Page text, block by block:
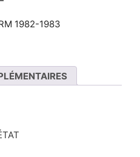
1982-1983